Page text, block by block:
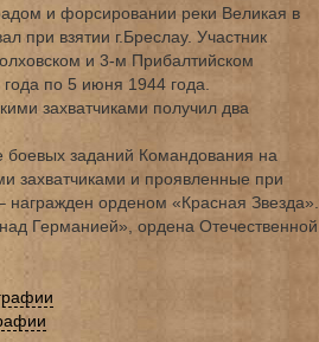
и форсировании реки Великая в
при взятии г.Бреслау. Участник
и 3-м Прибалтийском
по 5 июня 1944 года.
захватчиками получил два
боевых заданий Командования на
захватчиками и проявленные при
награжден орденом «Красная Звезда».
Германией», ордена Отечественной